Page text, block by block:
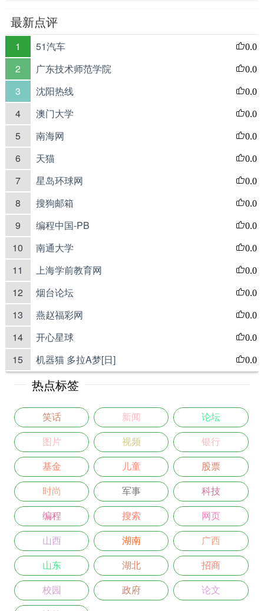
最新点评
1 51汽车 0.0
2 广东技术师范学院 0.0
3 沈阳热线 0.0
4 澳门大学 0.0
5 南海网 0.0
6 天猫 0.0
7 星岛环球网 0.0
8 搜狗邮箱 0.0
9 编程中国-PB 0.0
10 南通大学 0.0
11 上海学前教育网 0.0
12 烟台论坛 0.0
13 燕赵福彩网 0.0
14 开心星球 0.0
15 机器猫 多拉A梦[日] 0.0
热点标签
笑话 新闻 论坛
图片 视频 银行
基金 儿童 股票
时尚 军事 科技
编程 搜索 网页
山西 湖南 广西
山东 湖北 招商
校园 政府 论文